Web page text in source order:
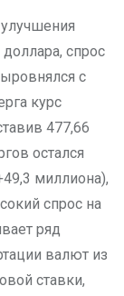
спрос
с
курс
477,66
остался
миллиона),
спрос на
ряд
валют из
ставки,